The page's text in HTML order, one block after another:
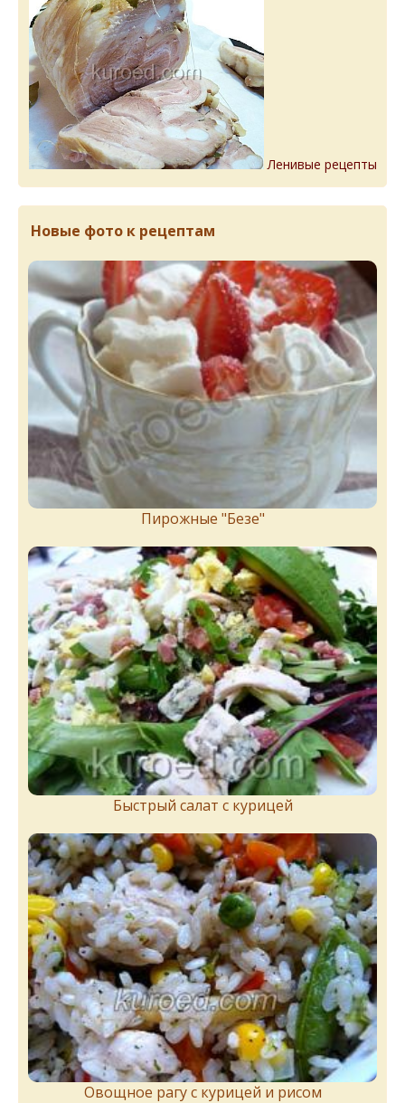
Ленивые рецепты
Новые фото к рецептам
Пирожныe "Бeзe"
Быстрый салат с курицей
Овощное рагу с курицей и рисом